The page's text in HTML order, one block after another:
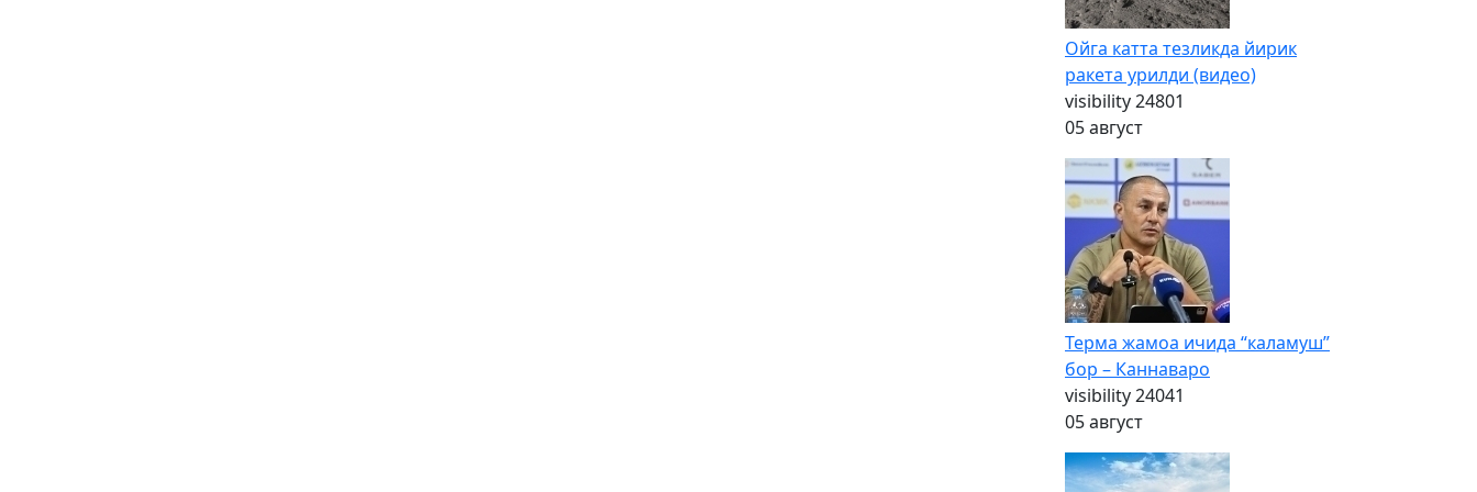
Ойга катта тезликда йирик
ракета урилди (видео)
visibility24801
05 август
Терма жамоа ичида “каламуш”
бор – Каннаваро
visibility24041
05 август